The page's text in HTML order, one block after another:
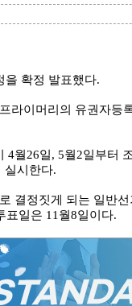
을 확정 발표했다.
라이머리의 유권자등
월26일, 5월2일부터
실시한다.
결정짓게 되는 일반
표일은 11월8일이다.